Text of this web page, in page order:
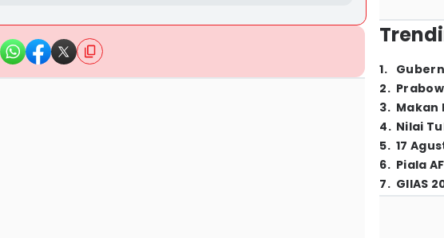
1.
2.
3. Makan
4. Nilai
5. 17
6. Piala
7. GIIAS